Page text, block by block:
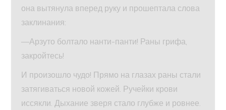
она вытянула вперед руку и прошептала слова
заклинания:
—Арзуто болтало нанти-панти! Раны грифа,
закройтесь!
И произошло чудо! Прямо на глазах раны стали
затягиваться новой кожей. Ручейки крови
иссякли. Дыхание зверя стало глубже и ровнее.